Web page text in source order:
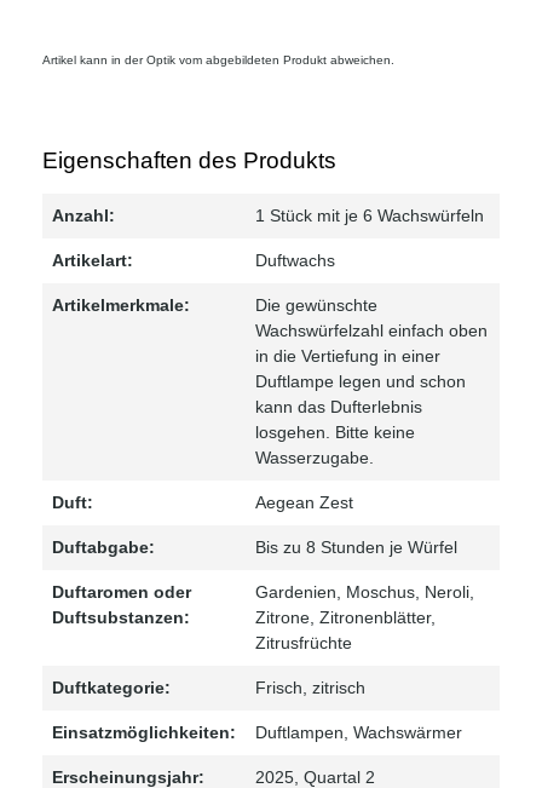
Artikel kann in der Optik vom abgebildeten Produkt abweichen.
Eigenschaften des Produkts
Anzahl: 1 Stück mit je 6 Wachswürfeln
Artikelart: Duftwachs
Artikelmerkmale:
Die gewünschte
Wachswürfelzahl einfach oben
in die Vertiefung in einer
Duftlampe legen und schon
kann das Dufterlebnis
losgehen. Bitte keine
Wasserzugabe.
Duft: Aegean Zest
Duftabgabe: Bis zu 8 Stunden je Würfel
Duftaromen oder
Duftsubstanzen:
Gardenien , Moschus , Neroli
Zitrone , Zitronenblätter,
Zitrusfrüchte
Duftkategorie: Frisch , zitrisch
Einsatzmöglichkeiten: Duftlampen , Wachswärmer
Erscheinungsjahr: 2025 , Quartal 2